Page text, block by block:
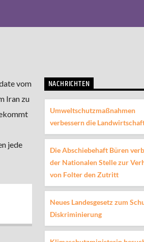
vom
Iran zu
jede
NACHRICHTEN
Umweltschutzmaßnahmen
verbessern die
Die Abschiebehaft Büren
der Nationalen Stelle zur
von Folter den Zutritt
Neues Landesgesetz zum
Diskriminierung